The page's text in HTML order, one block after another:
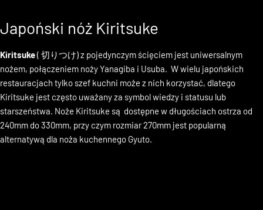
Japoński nóż Kiritsuke
Kiritsuke( 切りつけ) z pojedynczym ścięciem jest uniwersalnym
nożem, połączeniem noży Yanagiba i Usuba. W wielu japońskich
restauracjach tylko szef kuchni może z nich korzystać, dlatego
Kiritsuke jest często uważany za symbol wiedzy i statusu lub
starszeństwa. Noże Kiritsuke są dostępne w długościach ostrza od
240mm do 330mm, przy czym rozmiar 270mm jest popularną